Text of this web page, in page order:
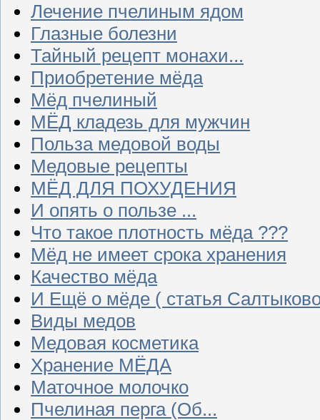
Лечение пчелиным ядом
Глазные болезни
Тайный рецепт монахи...
Приобретение мёда
Мёд пчелиный
МЁД кладезь для мужчин
Польза медовой воды
Медовые рецепты
МЁД ДЛЯ ПОХУДЕНИЯ
И опять о пользе ...
Что такое плотность мёда ???
Мёд не имеет срока хранения
Качество мёда
И Ещё о мёде ( статья
Виды медов
Медовая косметика
Хранение МЁДА
Маточное молочко
Пчелиная перга (Об...